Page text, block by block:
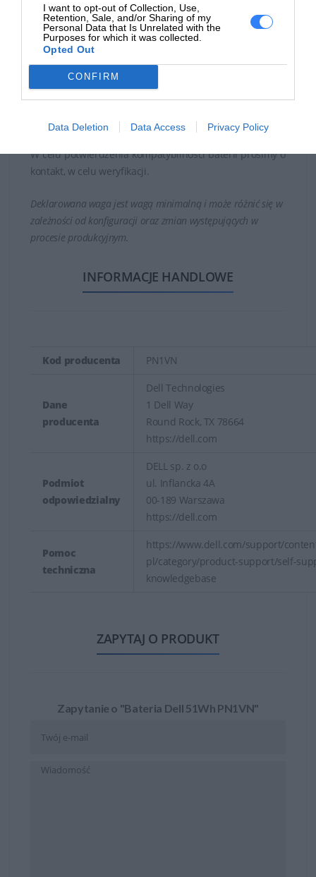
I want to opt-out of Collection, Use,
Retention, Sale, and/or Sharing of my
Personal Data that Is Unrelated with the
Purposes for which it was collected.
Opted Out
CONFIRM
Data Deletion Data Access Privacy Policy
Bateria kompatybilna z laptopami:Dell G5 15 SE (5505)
Dell Inspiron 14 (5490) Dell G3 15 (3590) Dell G5 15 (5500)
Dell G3 15 (3500) Dell G5 15 SE (5505)
Zastępuje modele baterii:
0415CG C9VNH M4GWP PN1VN 266J9
Czas realizacji zamówienia od 5-14 dni.
W celu potwierdzenia kompatybilności baterii prosimy o
kontakt, w celu weryfikacji.
Deklarowana waga jest wagą minimalną i może różnić się w
zależności od konfiguracji oraz zmian występujących w
procesie produkcyjnym.
INFORMACJE HANDLOWE
Kod producenta PN1VN
Dane
producenta
Dell Technologies
1 Dell Way
Round Rock, TX 78664
https://dell.com
Podmiot
odpowiedzialny
DELL sp. z o.o
ul. Inflancka 4A
00-189 Warszawa
https://dell.com
Pomoc
techniczna
https://www.dell.com/support/
pl/category/product-support/self-
knowledgebase
ZAPYTAJ O PRODUKT
Zapytanie o "Bateria Dell 51Wh PN1VN"